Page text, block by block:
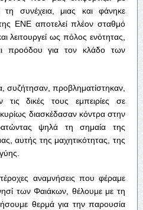
τη συνέχεια, μιας και φάνηκε
ΕΝΕ αποτελεί πλέον σταθμό
λειτουργεί ως πόλος ενότητας,
προόδου για τον κλάδο των
συζήτησαν, προβληματίστηκαν,
τις δικές τους εμπειρίες σε
διασκέδασαν κόντρα στην
ψηλά τη σημαία της
αυτής της μαχητικότητας, της
αναμνήσεις που φέραμε
των Φαιάκων, θέλουμε με τη
θερμά για την παρουσία